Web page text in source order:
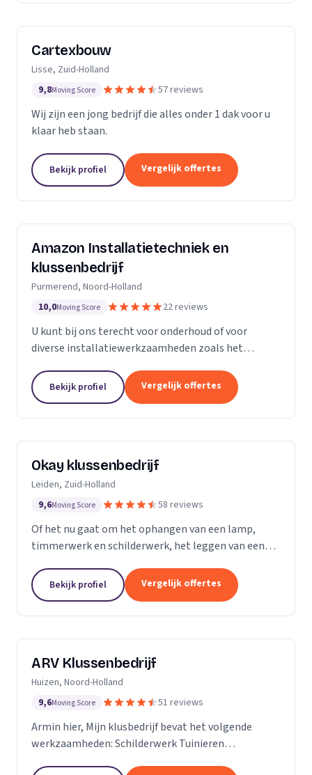
Cartexbouw
Lisse, Zuid-Holland
9,8Moving Score 57 reviews
Wij zijn een jong bedrijf die alles onder 1 dak voor u
klaar heb staan.
Bekijk profiel Vergelijk offertes
Amazon Installatietechniek en
klussenbedrijf
Purmerend, Noord-Holland
10,0Moving Score 22 reviews
U kunt bij ons terecht voor onderhoud of voor
diverse installatiewerkzaamheden zoals het
vloerverwarming, radiatoren, convectoren,
leidingwerk, geisers,...
Bekijk profiel Vergelijk offertes
Okay klussenbedrijf
Leiden, Zuid-Holland
9,6Moving Score 58 reviews
Of het nu gaat om het ophangen van een lamp,
timmerwerk en schilderwerk, het leggen van een
renovatie en aanleggen van een nieuwe badkamer
of...
Bekijk profiel Vergelijk offertes
ARV Klussenbedrijf
Huizen, Noord-Holland
9,6Moving Score 51 reviews
Armin hier, Mijn klusbedrijf bevat het volgende
werkzaamheden: Schilderwerk Tuinieren